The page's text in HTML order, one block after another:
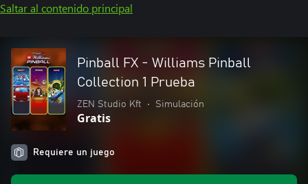
Saltar al contenido principal
Pinball FX - Williams Pinball
Collection 1 Prueba
ZEN Studio Kft • Simulación
Gratis
Requiere un juego